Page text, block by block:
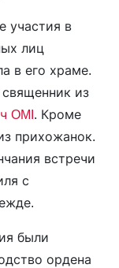
участия в
лиц
в его храме.
из
OMI. Кроме
прихожанок.
встречи
с
были
ордена